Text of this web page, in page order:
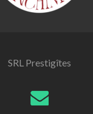
SRL Prestigîtes